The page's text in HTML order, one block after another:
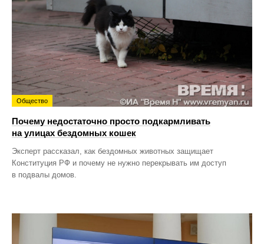
Общество
Почему недостаточно просто подкармливать
на улицах бездомных кошек
Эксперт рассказал, как бездомных животных защищает
Конституция РФ и почему не нужно перекрывать им доступ
в подвалы домов.